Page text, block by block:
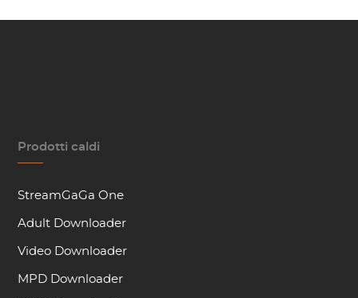
Prodotti caldi
StreamGaGa One
Adult Downloader
Video Downloader
MPD Downloader